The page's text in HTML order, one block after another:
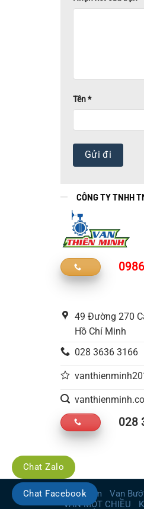
Tên*
CÔNG TY TNHH
49 Đường 270
Hồ Chí Minh
028 3636 3166
028
Van Bướm Van
VAN MỘT CHIỀU
Chat Zalo
Chat Facebook